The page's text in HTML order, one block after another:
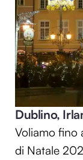
Dublino,
Voliamo fino
di Natale